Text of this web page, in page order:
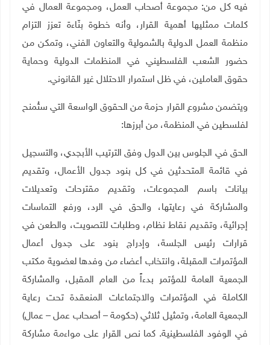
فيه كل من: مجموعة أصحاب العمل، ومجموعة العمال في
كلمات ممثليها أهمية القرار، وأنه خطوة بنّاءة تعزز التزام
منظمة العمل الدولية بالشمولية والتعاون الفني، وتمكن من
حضور الشعب الفلسطيني في المنظمات الدولية وحماية
حقوق العاملين، في ظل استمرار الاحتلال غير القانوني.
ويتضمن مشروع القرار حزمة من الحقوق الواسعة التي ستُمنح
لفلسطين في المنظمة، من أبرزها:
الحق في الجلوس بين الدول وفق الترتيب الأبجدي، والتسجيل
في قائمة المتحدثين في كل بنود جدول الأعمال، وتقديم
بيانات باسم المجموعات، وتقديم مقترحات وتعديلات
والمشاركة في رعايتها، والحق في الرد، ورفع التماسات
إجرائية، وتقديم نقاط نظام، وطلبات للتصويت، والطعن في
قرارات رئيس الجلسة، وإدراج بنود على جدول أعمال
المؤتمرات المقبلة، وانتخاب أعضاء من وفدها لعضوية مكتب
الجمعية العامة للمؤتمر بدءاً من العام المقبل، والمشاركة
الكاملة في المؤتمرات والاجتماعات المنعقدة تحت رعاية
الجمعية العامة، وتمثيل ثلاثي (حكومة – أصحاب عمل – عمال)
في الوفود الفلسطينية. كما نص القرار على مواءمة مشاركة